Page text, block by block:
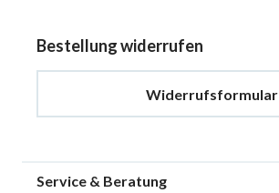
Bestellung widerrufen
Widerrufsformular
Service & Beratung